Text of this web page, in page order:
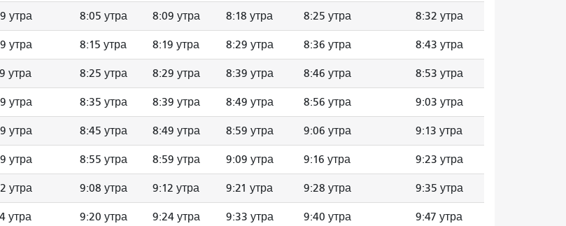
утра 8:05 утра 8:09 утра 8:18 утра 8:25 утра 8:32 утра
утра 8:15 утра 8:19 утра 8:29 утра 8:36 утра 8:43 утра
утра 8:25 утра 8:29 утра 8:39 утра 8:46 утра 8:53 утра
утра 8:35 утра 8:39 утра 8:49 утра 8:56 утра 9:03 утра
утра 8:45 утра 8:49 утра 8:59 утра 9:06 утра 9:13 утра
утра 8:55 утра 8:59 утра 9:09 утра 9:16 утра 9:23 утра
утра 9:08 утра 9:12 утра 9:21 утра 9:28 утра 9:35 утра
утра 9:20 утра 9:24 утра 9:33 утра 9:40 утра 9:47 утра